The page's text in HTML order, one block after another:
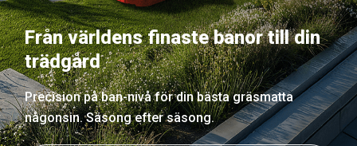
Från världens finaste banor till din
trädgård
Precision på ban-nivå för din bästa gräsmatta
någonsin. Säsong efter säsong.